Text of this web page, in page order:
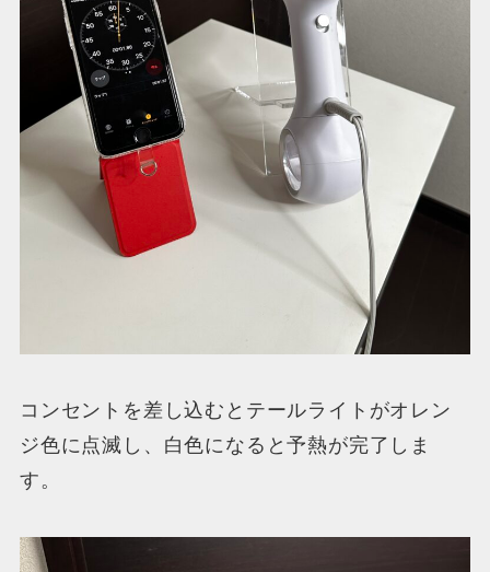
コンセントを差し込むとテールライトがオレン
ジ色に点滅し、白色になると予熱が完了しま
す。